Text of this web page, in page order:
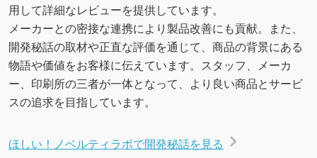
用して詳細なレビューを提供しています。
メーカーとの密接な連携により製品改善にも貢献。また、
開発秘話の取材や正直な評価を通じて、商品の背景にある
物語や価値をお客様に伝えています。スタッフ、メーカ
ー、印刷所の三者が一体となって、より良い商品とサービ
スの追求を目指しています。
ほしい！ノベルティラボで開発秘話を見る